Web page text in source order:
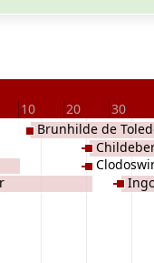
10 20 30
Brunhilde de